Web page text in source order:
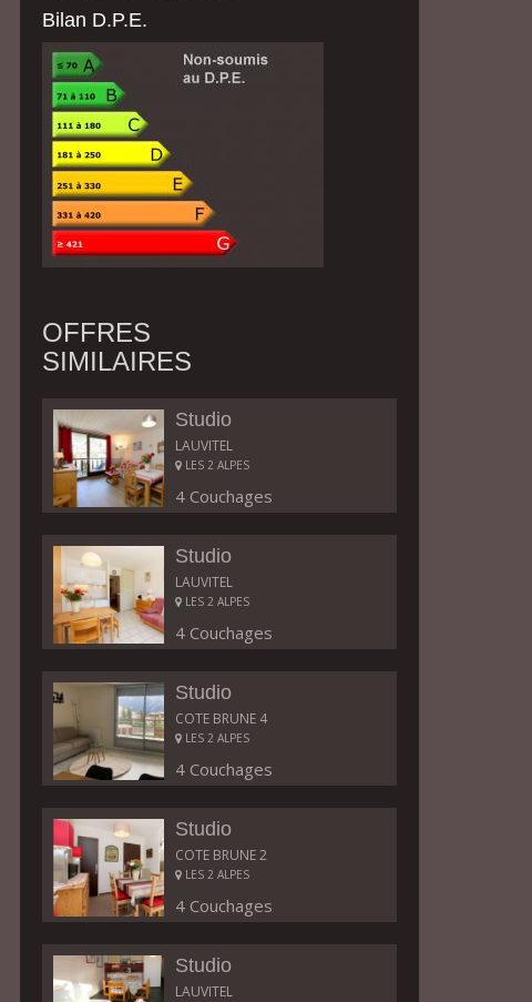
Bilan D.P.E.
OFFRES
SIMILAIRES
Studio
LAUVITEL
LES 2 ALPES
4 Couchages
Studio
LAUVITEL
LES 2 ALPES
4 Couchages
Studio
COTE BRUNE 4
LES 2 ALPES
4 Couchages
Studio
COTE BRUNE 2
LES 2 ALPES
4 Couchages
Studio
LAUVITEL